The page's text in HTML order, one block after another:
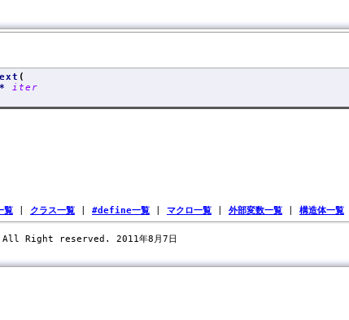
(
*iter
覧 クラス一覧 #define一覧 マクロ一覧 外部変数一覧 構造体一覧
All Right reserved. 2011年8月7日